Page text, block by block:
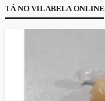
TÁ NO VILABELA ONLINE